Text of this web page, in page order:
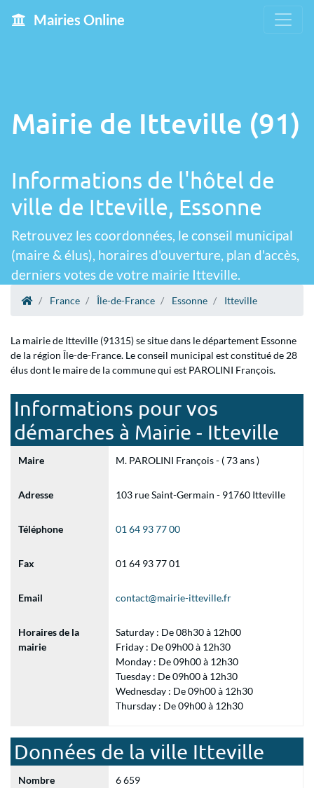
Mairies Online
Mairie de Itteville (91)
Informations de l'hôtel de
ville de Itteville, Essonne
Retrouvez les coordonnées, le conseil municipal
(maire & élus), horaires d'ouverture, plan d'accès,
derniers votes de votre mairie Itteville.
France Île-de-France Essonne Itteville
La mairie de Itteville (91315) se situe dans le département Essonne
de la région Île-de-France. Le conseil municipal est constitué de 28
élus dont le maire de la commune qui est PAROLINI François.
Informations pour vos
démarches à Mairie - Itteville
Maire M. PAROLINI François - ( 73 ans )
Adresse 103 rue Saint-Germain - 91760 Itteville
Téléphone 01 64 93 77 00
Fax 01 64 93 77 01
Email contact@mairie-itteville.fr
Horaires de la
mairie
Saturday : De 08h30 à 12h00
Friday : De 09h00 à 12h30
Monday : De 09h00 à 12h30
Tuesday : De 09h00 à 12h30
Wednesday : De 09h00 à 12h30
Thursday : De 09h00 à 12h30
Données de la ville Itteville
Nombre
6 659